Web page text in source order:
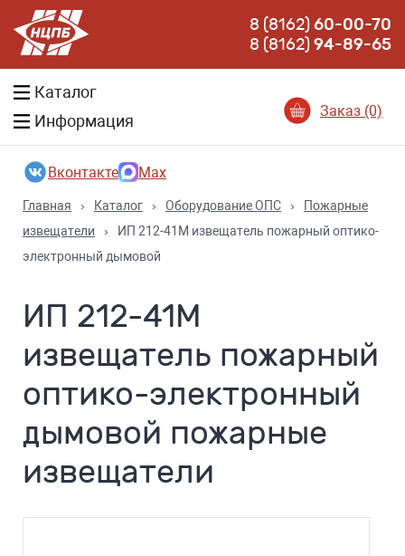
8 (8162)60-00-70
8 (8162)94-89-65
Каталог
Информация
Заказ (0)
Вконтакте Max
Главная › Каталог › Оборудование ОПС ›
Пожарные
извещатели
›
ИП 212-41М извещатель пожарный оптико-
электронный дымовой
ИП 212-41М
извещатель пожарный
оптико-электронный
дымовой пожарные
извещатели